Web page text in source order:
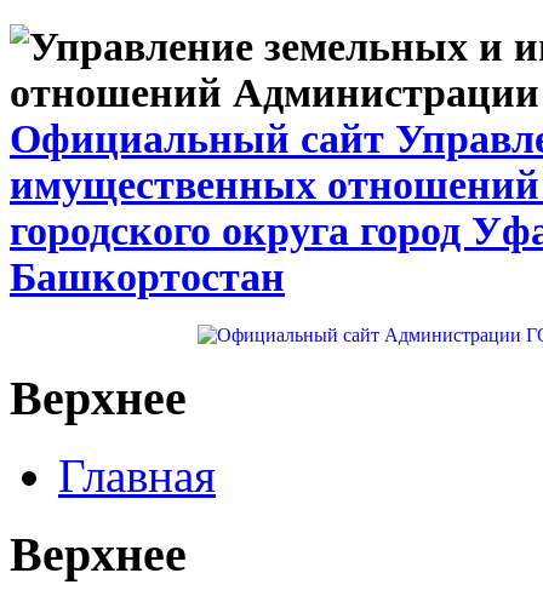
Официальный сайт
имущественных
городского округа город
Башкортостан
Верхнее
Главная
Верхнее